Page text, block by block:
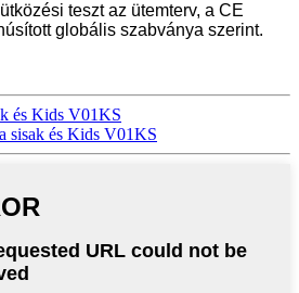
teszt az ütemterv, a CE
globális szabványa szerint.
és Kids V01KS
sisak és Kids V01KS